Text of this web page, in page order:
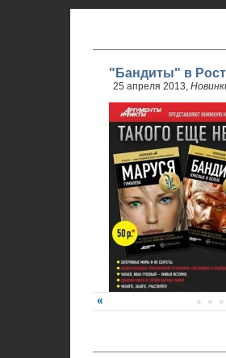
"Бандиты" в
25 апреля 2013,
24 апреля стартовали